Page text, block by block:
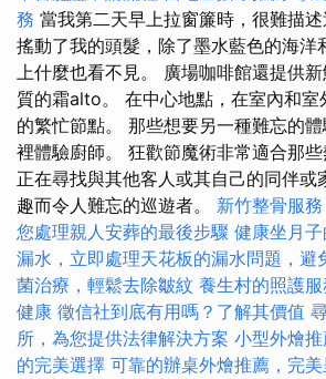
務 當我第二天早上拉窗簾時，很難描
搖動了我的頭髮，除了墨水藍色的海洋
上什麼也看不見。 廣場咖啡館還提供
質的霜alto。 在中心地點，在室內和室
的繁忙節點。 那些想要另一種難忘的
裡體驗廚師。 狂歡節魔術非常適合那
正在尋找與其他客人或其自己的同伴或
趣而令人難忘的巡遊者。 新竹整骨服務
您處理親人安葬的最後步驟 健康坐月
漏水，立即處理天花板的漏水問題，避
菌治療，輕鬆去除皺紋 養生村的照護
健康 徵信社到底有用嗎？了解其價值
所，為您提供法律解決方案 小型外燴
的完美選擇 可靠的辦桌外燴推薦，完